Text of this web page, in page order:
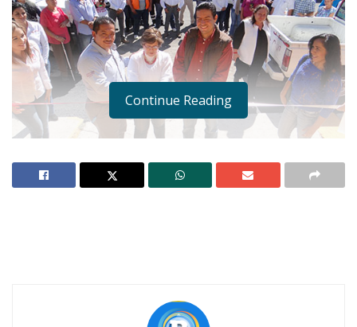
Ahuacatlán celebrá el día de Reyes con rosca y
Continue Reading